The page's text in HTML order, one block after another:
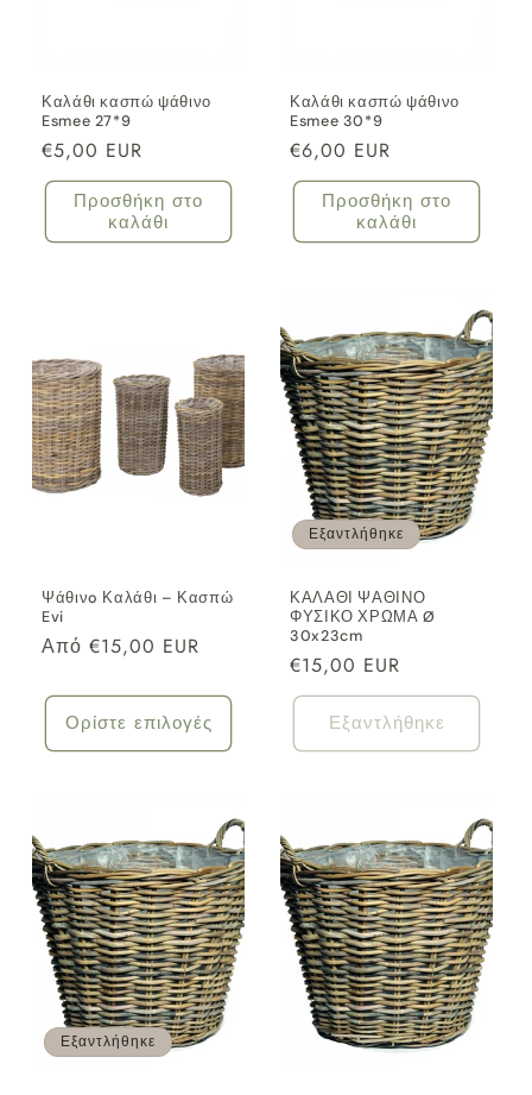
Καλάθι κασπώ ψάθινο
Esmee 27*9
Κανονική
τιμή
€5,00 EUR
Προσθήκη στο
καλάθι
Καλάθι κασπώ ψάθινο
Esmee 30*9
Κανονική
τιμή
€6,00 EUR
Προσθήκη στο
καλάθι
Ψάθινo Καλάθι – Κασπώ
Evi
Κανονική
Από €15,00 EUR
Ορίστε επιλογές
Εξαντλήθηκε
ΚΑΛΑΘΙ ΨΑΘΙΝΟ
ΦΥΣΙΚΟ ΧΡΩΜΑ Ø
30x23cm
Κανονική
τιμή
€15,00 EUR
Εξαντλήθηκε
Εξαντλήθηκε